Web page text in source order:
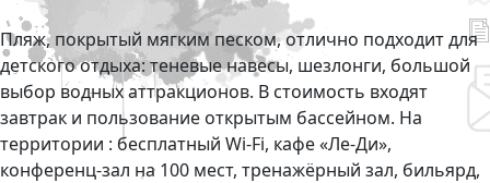
Пляж, покрытый мягким песком, отлично подходит для
детского отдыха: теневые навесы, шезлонги, большой
выбор водных аттракционов. В стоимость входят
завтрак и пользование открытым бассейном. На
территории : бесплатный Wi-Fi, кафе «Ле-Ди»,
конференц-зал на 100 мест, тренажёрный зал, бильярд,